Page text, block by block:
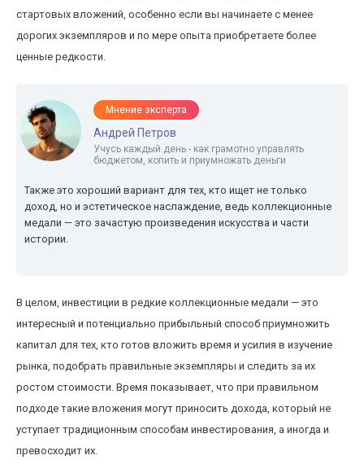
стартовых вложений, особенно если вы начинаете с менее
дорогих экземпляров и по мере опыта приобретаете более
ценные редкости.
Мнение эксперта
Андрей Петров
Учусь каждый день - как грамотно управлять
бюджетом, копить и приумножать деньги
Также это хороший вариант для тех, кто ищет не только
доход, но и эстетическое наслаждение, ведь коллекционные
медали — это зачастую произведения искусства и части
истории.
В целом, инвестиции в редкие коллекционные медали — это
интересный и потенциально прибыльный способ приумножить
капитал для тех, кто готов вложить время и усилия в изучение
рынка, подобрать правильные экземпляры и следить за их
ростом стоимости. Время показывает, что при правильном
подходе такие вложения могут приносить дохода, который не
уступает традиционным способам инвестирования, а иногда и
превосходит их.